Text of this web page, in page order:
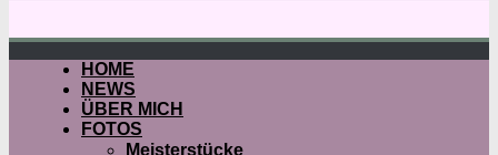
HOME
NEWS
ÜBER MICH
FOTOS
Meisterstücke